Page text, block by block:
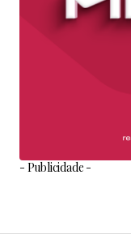
- Publicidade -